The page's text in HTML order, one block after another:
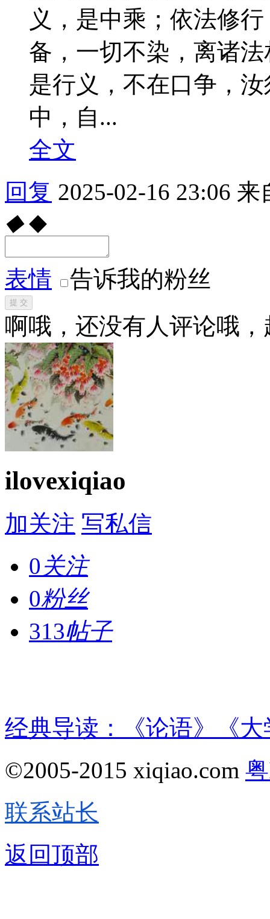
义，是中乘；依法修
备，一切不染，离诸
是行义，不在口争，
中，自...
全文
回复 2025-02-16 23:06 来
◆ ◆
表情 告诉我的粉丝
提 交
啊哦，还没有人评论哦
ilovexiqiao
加关注 写私信
0关注
0粉丝
313帖子
经典导读：《论语》《
©2005-2015 xiqiao.com
联系站长
返回顶部